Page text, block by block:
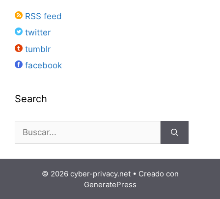
RSS feed
twitter
tumblr
facebook
Search
Buscar:
© 2026 cyber-privacy.net• Creado con
GeneratePress